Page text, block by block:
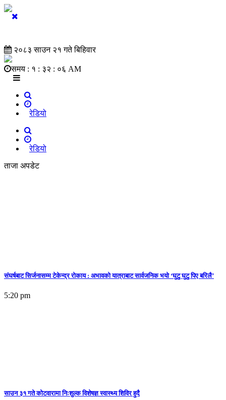
२०८३ साउन २१ गते बिहिवार
समय : १ : ३२ : ०७ AM
रेडियो
रेडियो
ताजा अपडेट
संघर्षबाट सिर्जनासम्म टेकेन्द्र रोकाय : अभावको यात्राबाट सार्वजनिक भयो ‘घुटु घुटु पिए बरिलै’
5:20 pm
साउन ३१ गते कोटवारामा निःशुल्क विशेषज्ञ स्वास्थ्य शिविर हुदै